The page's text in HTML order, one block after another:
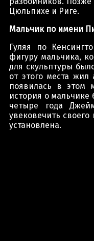
Цюльпихе и Риге.
Мальчик по имени
Гуляя по
фигуру мальчика,
для скульптуры
от этого места жил
появилась в этом
история о мальчике
четыре года
увековечить
установлена.